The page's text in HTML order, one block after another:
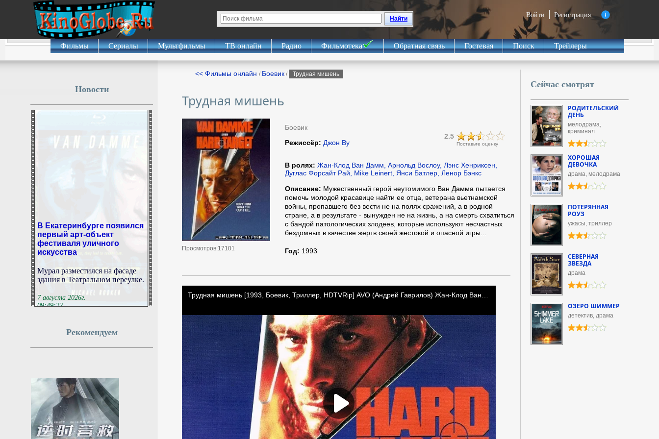
Войти Регистрация
Найти
Фильмы Сериалы Мультфильмы ТВ онлайн Радио Фильмотека Обратная связь Гостевая Поиск Трейлеры
<< Фильмы онлайн / Боевик / Трудная мишень
Трудная мишень
Просмотров:17101
Боевик
Поставьте оценку
2.5
Режиссёр: Джон Ву
В ролях: Жан-Клод Ван Дамм, Арнольд Вослоу, Лэнс Хенриксен,
Дуглас Форсайт Рай, Mike Leinert, Янси Батлер, Ленор Бэнкс
Описание: Мужественный герой неутомимого Ван Дамма пытается
помочь молодой красавице найти ее отца, ветерана вьетнамской
войны, пропавшего без вести не на полях сражений, а в родной
стране, а в результате - вынужден не на жизнь, а на смерть схватиться
с бандой патологических злодеев, которые используют несчастных
бездомных в качестве жертв своей жестокой и опасной игры...
Год: 1993
Новости
В Екатеринбурге появился
первый арт-объект
фестиваля уличного
искусства
Мурал разместился на фасаде
здания в Театральном переулке.
7 августа 2026г.
09:49:22
Врач рассказала, какими
витаминами богат арбуз
7 августа 2026г.
09:49:21
В России изменятся
правила перевозки групп
Рекомендуем
Сейчас смотрят
РОДИТЕЛЬСКИЙ
ДЕНЬ
мелодрама,
криминал
ХОРОШАЯ
ДЕВОЧКА
драма, мелодрама
ПОТЕРЯННАЯ
РОУЗ
ужасы, триллер
СЕВЕРНАЯ
ЗВЕЗДА
драма
ОЗЕРО ШИММЕР
детектив, драма